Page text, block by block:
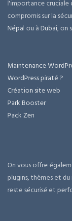
l'importance cruciale
compromis sur la
Népal ou àDubai, on
Maintenance
WordPress piraté ?
Création site web
Park Booster
Pack Zen
On vous offre
plugins, thèmes et
reste sécurisé et